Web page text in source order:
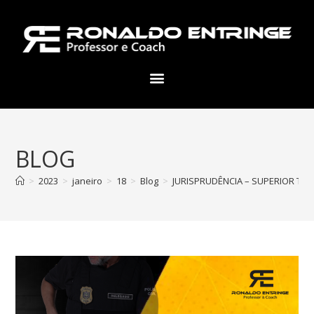
BLOG
> 2023 > janeiro > 18 > Blog > JURISPRUDÊNCIA – SUPERIOR